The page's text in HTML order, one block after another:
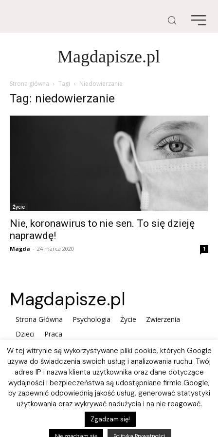
Magdapisze.pl
Strona główna Tagi Niedowierzanie
Tag: niedowierzanie
Życie
Nie, koronawirus to nie sen. To się dzieję
naprawdę!
Magda - 24 marca 2020 1
Magdapisze.pl
Strona Główna Psychologia Życie
Zwierzenia
Dzieci
Praca
W tej witrynie są wykorzystywane pliki cookie, których Google
używa do świadczenia swoich usług i analizowania ruchu. Twój
adres IP i nazwa klienta użytkownika oraz dane dotyczące
wydajności i bezpieczeństwa są udostępniane firmie Google,
by zapewnić odpowiednią jakość usług, generować statystyki
użytkowania oraz wykrywać nadużycia i na nie reagować.
Zgadzam się!